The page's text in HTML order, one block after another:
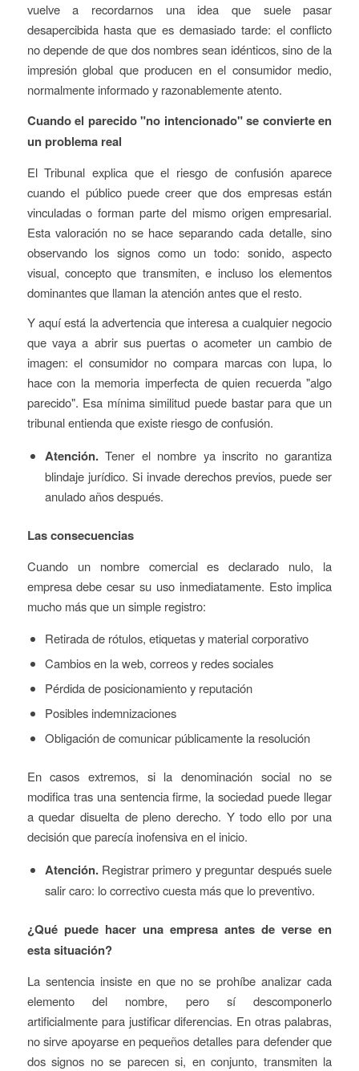
vuelve a recordarnos una idea que suele pasar
desapercibida hasta que es demasiado tarde: el conflicto
no depende de que dos nombres sean idénticos, sino de la
impresión global que producen en el consumidor medio,
normalmente informado y razonablemente atento.
Cuando el parecido "no intencionado" se convierte en
un problema real
El Tribunal explica que el riesgo de confusión aparece
cuando el público puede creer que dos empresas están
vinculadas o forman parte del mismo origen empresarial.
Esta valoración no se hace separando cada detalle, sino
observando los signos como un todo: sonido, aspecto
visual, concepto que transmiten, e incluso los elementos
dominantes que llaman la atención antes que el resto.
Y aquí está la advertencia que interesa a cualquier negocio
que vaya a abrir sus puertas o acometer un cambio de
imagen: el consumidor no compara marcas con lupa, lo
hace con la memoria imperfecta de quien recuerda "algo
parecido". Esa mínima similitud puede bastar para que un
tribunal entienda que existe riesgo de confusión.
Atención.Tener el nombre ya inscrito no garantiza
blindaje jurídico. Si invade derechos previos, puede ser
anulado años después.
Las consecuencias
Cuando un nombre comercial es declarado nulo, la
empresa debe cesar su uso inmediatamente. Esto implica
mucho más que un simple registro:
Retirada de rótulos, etiquetas y material corporativo
Cambios en la web, correos y redes sociales
Pérdida de posicionamiento y reputación
Posibles indemnizaciones
Obligación de comunicar públicamente la resolución
En casos extremos, si la denominación social no se
modifica tras una sentencia firme, la sociedad puede llegar
a quedar disuelta de pleno derecho. Y todo ello por una
decisión que parecía inofensiva en el inicio.
Atención.Registrar primero y preguntar después suele
salir caro: lo correctivo cuesta más que lo preventivo.
¿Qué puede hacer una empresa antes de verse en
esta situación?
La sentencia insiste en que no se prohíbe analizar cada
elemento del nombre, pero sí descomponerlo
artificialmente para justificar diferencias. En otras palabras,
no sirve apoyarse en pequeños detalles para defender que
dos signos no se parecen si, en conjunto, transmiten la